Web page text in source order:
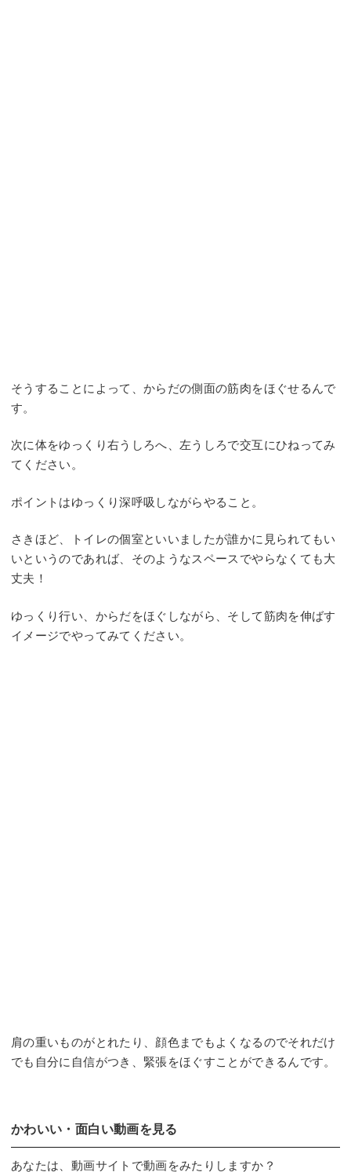
そうすることによって、からだの側面の筋肉をほぐせるんで
す。
次に体をゆっくり右うしろへ、左うしろで交互にひねってみ
てください。
ポイントはゆっくり深呼吸しながらやること。
さきほど、トイレの個室といいましたが誰かに見られてもい
いというのであれば、そのようなスペースでやらなくても大
丈夫！
ゆっくり行い、からだをほぐしながら、そして筋肉を伸ばす
イメージでやってみてください。
肩の重いものがとれたり、顔色までもよくなるのでそれだけ
でも自分に自信がつき、緊張をほぐすことができるんです。
かわいい・面白い動画を見る
あなたは、動画サイトで動画をみたりしますか？